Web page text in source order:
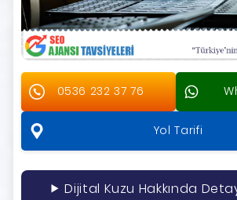
0536 232 37 76
Yol Tarifi
Dijital Kuzu Hakkında